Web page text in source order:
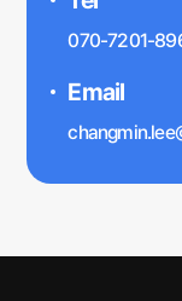
070-7201-
Email